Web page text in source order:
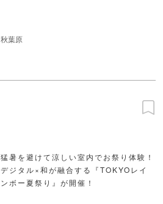
秋葉原
猛暑を避けて涼しい室内でお祭り体験！
デジタル×和が融合する『TOKYOレイ
ンボー夏祭り』が開催！